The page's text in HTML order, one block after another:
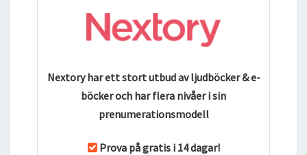
Nextory har ett stort utbud av ljudböcker & e-
böcker och har flera nivåer i sin
prenumerationsmodell
Prova på gratis i 14 dagar!